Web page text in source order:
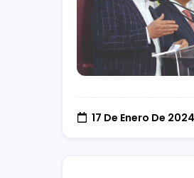
17 De Enero De 2024